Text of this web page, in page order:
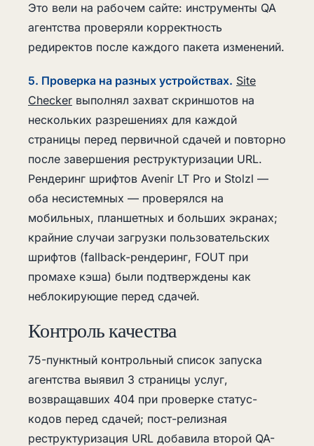
Это вели на рабочем сайте: инструменты QA
агентства проверяли корректность
редиректов после каждого пакета изменений.
5. Проверка на разных устройствах. Site
Checker выполнял захват скриншотов на
нескольких разрешениях для каждой
страницы перед первичной сдачей и повторно
после завершения реструктуризации URL.
Рендеринг шрифтов Avenir LT Pro и Stolzl —
оба несистемных — проверялся на
мобильных, планшетных и больших экранах;
крайние случаи загрузки пользовательских
шрифтов (fallback-рендеринг, FOUT при
промахе кэша) были подтверждены как
неблокирующие перед сдачей.
Контроль качества
75-пунктный контрольный список запуска
агентства выявил 3 страницы услуг,
возвращавших 404 при проверке статус-
кодов перед сдачей; пост-релизная
реструктуризация URL добавила второй QA-